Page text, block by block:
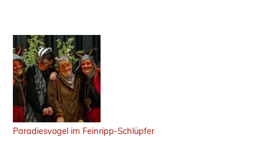
i
n
r
p
Paradiesvogel im Feinripp-Schlüpfer